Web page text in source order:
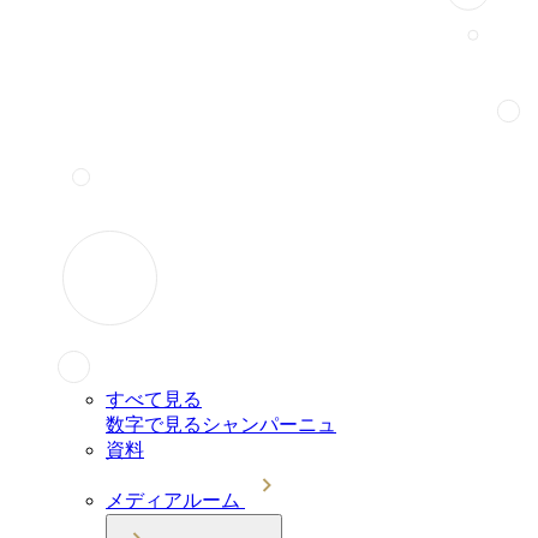
すべて見る
数字で見るシャンパーニュ
資料
メディアルーム